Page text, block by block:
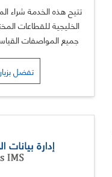
تتيح هذه الخدمة شراء
الخليجية للقطاعات
جميع المواصفات
تفضل